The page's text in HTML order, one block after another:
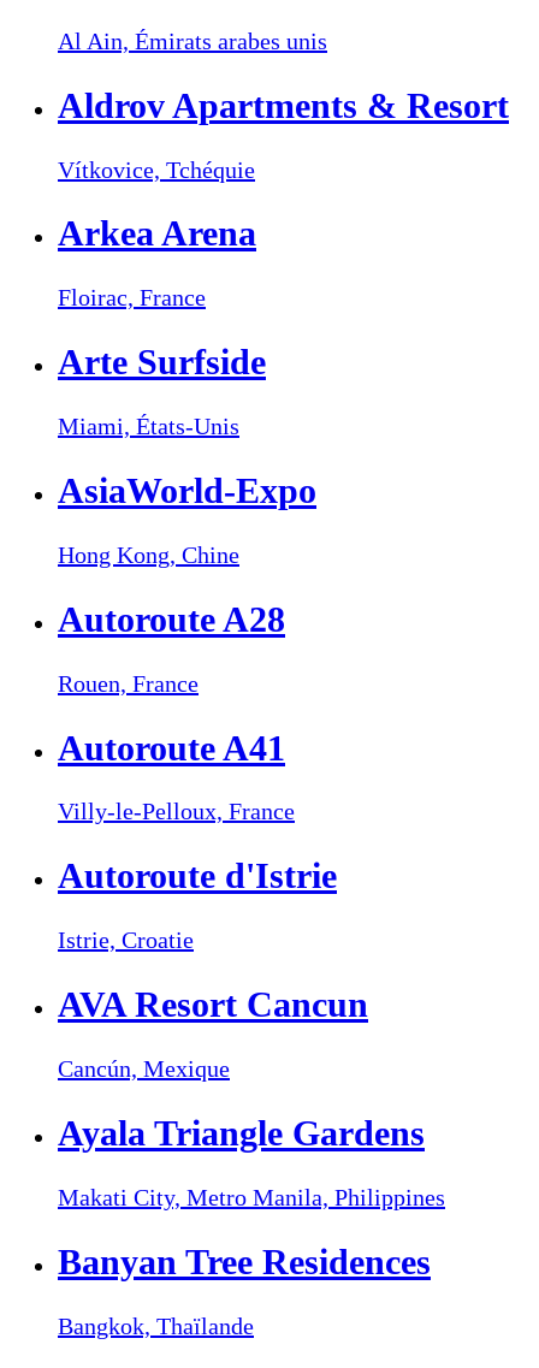
Al Ain, Émirats arabes unis
Aldrov Apartments & Resort
Vítkovice, Tchéquie
Arkea Arena
Floirac, France
Arte Surfside
Miami, États-Unis
AsiaWorld-Expo
Hong Kong, Chine
Autoroute A28
Rouen, France
Autoroute A41
Villy-le-Pelloux, France
Autoroute d'Istrie
Istrie, Croatie
AVA Resort Cancun
Cancún, Mexique
Ayala Triangle Gardens
Makati City, Metro Manila, Philippines
Banyan Tree Residences
Bangkok, Thaïlande